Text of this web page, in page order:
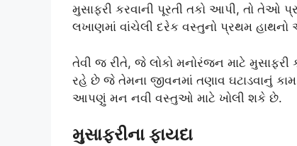
મુસાફરી કરવાની પૂરતી તકો આપી, તો તેઓ
લખાણમાં વાંચેલી દરેક વસ્તુનો પ્રથમ
તેવી જ રીતે, જે લોકો મનોરંજન માટે
રહે છે જે તેમના જીવનમાં તણાવ ઘટાડવાનું
આપણું મન નવી વસ્તુઓ માટે ખોલી શકે છે.
મુસાફરીના ફાયદા